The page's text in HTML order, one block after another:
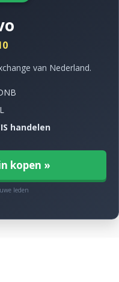
van Nederland.
handelen
kopen »
leden